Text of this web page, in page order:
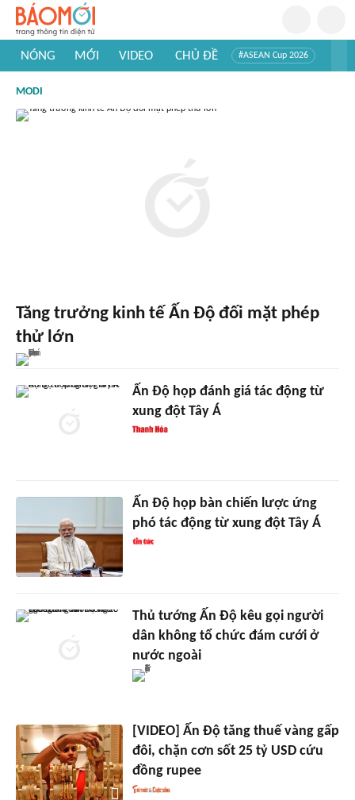
NÓNG MỚI VIDEO CHỦ ĐỀ #ASEAN Cup 2026
#Khám phá thế giới
MODI
Tăng trưởng kinh tế Ấn Độ đối mặt phép
thử lớn
Ấn Độ họp đánh giá tác động từ
xung đột Tây Á
Ấn Độ họp bàn chiến lược ứng
phó tác động từ xung đột Tây Á
Thủ tướng Ấn Độ kêu gọi người
dân không tổ chức đám cưới ở
nước ngoài
[VIDEO] Ấn Độ tăng thuế vàng gấp
đôi, chặn cơn sốt 25 tỷ USD cứu
đồng rupee